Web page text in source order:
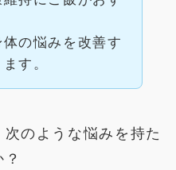
の悩みを改善す
す。
のような悩みを持た